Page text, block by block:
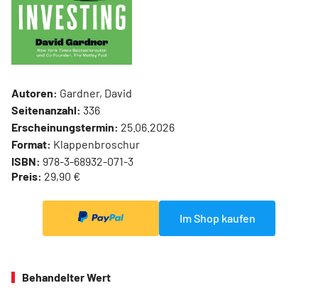
Autoren: Gardner, David
Seitenanzahl: 336
Erscheinungstermin: 25.06.2026
Format: Klappenbroschur
ISBN: 978-3-68932-071-3
Preis: 29,90 €
Im Shop kaufen
Behandelter Wert